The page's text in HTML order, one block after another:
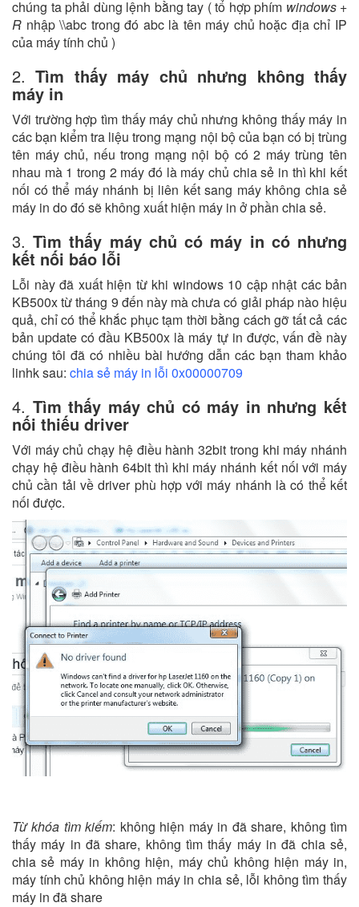
chúng ta phải dùng lệnh bằng tay ( tổ hợp phím windows +
R nhập \\abc trong đó abc là tên máy chủ hoặc địa chỉ IP
của máy tính chủ )
2.Tìm thấy máy chủ nhưng không thấy
máy in
Với trường hợp tìm thấy máy chủ nhưng không thấy máy in
các bạn kiểm tra liệu trong mạng nội bộ của bạn có bị trùng
tên máy chủ, nếu trong mạng nội bộ có 2 máy trùng tên
nhau mà 1 trong 2 máy đó là máy chủ chia sẻ in thì khi kết
nối có thể máy nhánh bị liên kết sang máy không chia sẻ
máy in do đó sẽ không xuất hiện máy in ở phần chia sẻ.
3.Tìm thấy máy chủ có máy in có nhưng
kết nối báo lỗi
Lỗi này đã xuất hiện từ khi windows 10 cập nhật các bản
KB500x từ tháng 9 đến này mà chưa có giải pháp nào hiệu
quả, chỉ có thể khắc phục tạm thời bằng cách gỡ tất cả các
bản update có đầu KB500x là máy tự in được, vấn đề này
chúng tôi đã có nhiều bài hướng dẫn các bạn tham khảo
linhk sau: chia sẻ máy in lỗi 0x00000709
4. Tìm thấy máy chủ có máy in nhưng kết
nối thiếu driver
Với máy chủ chạy hệ điều hành 32bit trong khi máy nhánh
chạy hệ điều hành 64bit thì khi máy nhánh kết nối với máy
chủ cần tải về driver phù hợp với máy nhánh là có thể kết
nối được.
Từ khóa tìm kiếm: không hiện máy in đã share, không tìm
thấy máy in đã share, không tìm thấy máy in đã chia sẻ,
chia sẻ máy in không hiện, máy chủ không hiện máy in,
máy tính chủ không hiện máy in chia sẻ, lỗi không tìm thấy
máy in đã share